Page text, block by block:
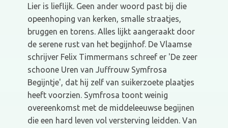
Lier is lieflijk. Geen ander woord past bij die
opeenhoping van kerken, smalle straatjes,
bruggen en torens. Alles lijkt aangeraakt door
de serene rust van het begijnhof. De Vlaamse
schrijver Felix Timmermans schreef er 'De zeer
schoone Uren van Juffrouw Symfrosa
Begijntje', dat hij zelf van suikerzoete plaatjes
heeft voorzien. Symfrosa toont weinig
overeenkomst met de middeleeuwse begijnen
die een hard leven vol versterving leidden. Van